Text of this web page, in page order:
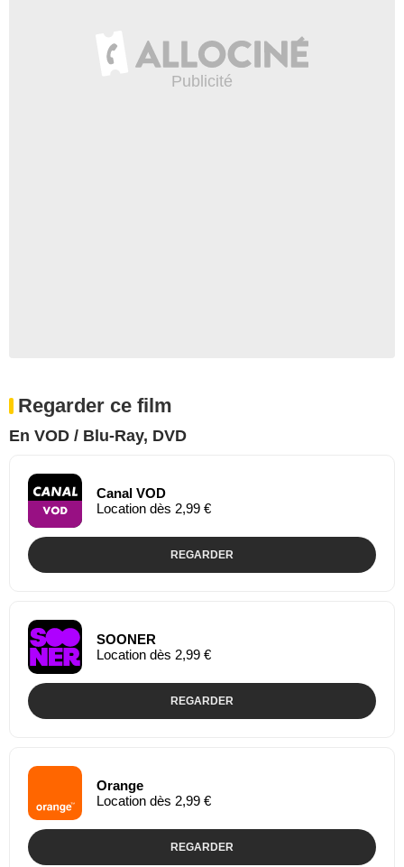
Regarder ce film
En VOD / Blu-Ray, DVD
Canal VOD
Location dès 2,99 €
REGARDER
SOONER
Location dès 2,99 €
REGARDER
Orange
Location dès 2,99 €
REGARDER